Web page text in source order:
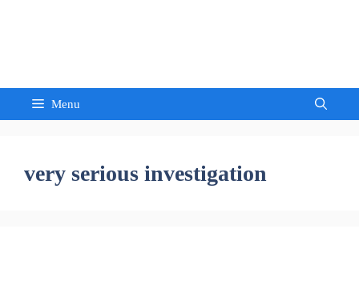
Menu
very serious investigation